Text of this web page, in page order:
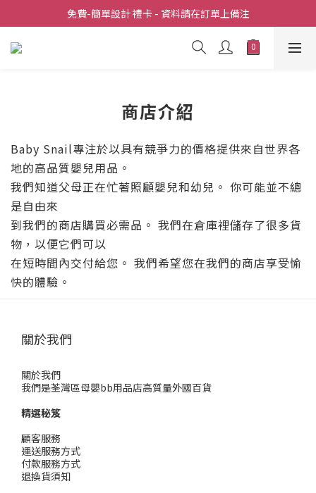
全店滿  $398包送上門
免費-簡單設計 禮卡 - 資料請在訂單上備注
全店滿  $398包送上門
商店介紹
Baby Snail專注於以具有競爭力的價格提供來自世界各
地的高品質嬰兒用品。
我們知道父母正在忙著照顧嬰兒和幼兒。 你可能並不總
是自由來
到我們的商店購買必需品。 我們在倉庫裡儲存了很多貨
物，以便它們可以
在短時間內交付給您。 我們希望您在我們的商店享受愉
快的體驗。
關於我們
關於我們
我們是荃灣區母嬰bb用品店高質量外國百貨
精選秘笈
顧客服務
運送服務方式
付款服務方式
退換貨須知